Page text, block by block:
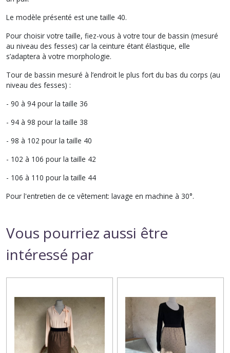
Le modèle présenté est une taille 40.
Pour choisir votre taille, fiez-vous à votre tour de bassin (mesuré
au niveau des fesses) car la ceinture étant élastique, elle
s’adaptera à votre morphologie.
Tour de bassin mesuré à l’endroit le plus fort du bas du corps (au
niveau des fesses) :
- 90 à 94 pour la taille 36
- 94 à 98 pour la taille 38
- 98 à 102 pour la taille 40
- 102 à 106 pour la taille 42
- 106 à 110 pour la taille 44
Pour l'entretien de ce vêtement: lavage en machine à 30°.
Vous pourriez aussi être
intéressé par